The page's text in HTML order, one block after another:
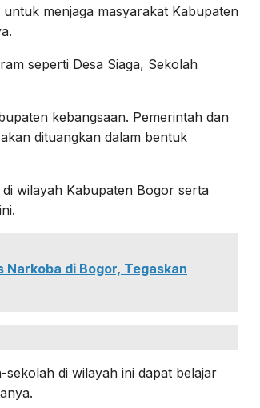
menjaga masyarakat Kabupaten
seperti Desa Siaga, Sekolah
kebangsaan. Pemerintah dan
dituangkan dalam bentuk
wilayah Kabupaten Bogor serta
di Bogor, Tegaskan
di wilayah ini dapat belajar